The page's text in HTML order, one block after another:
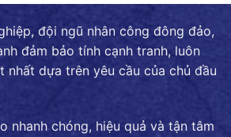
đội ngũ nhân công đông đảo,
đảm bảo tính cạnh tranh, luôn
dựa trên yêu cầu của chủ đầu
nhanh chóng, hiệu quả và tận tâm